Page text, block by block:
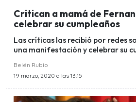
Critican a mamá de
celebrar su cumpleaños
Las críticas las recibió por redes
una manifestación y celebrar su
Belén Rubio
19 marzo, 2020 a las 13:15